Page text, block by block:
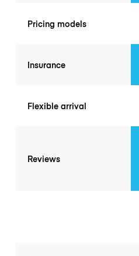
Pricing models
Insurance
Flexible arrival
Reviews